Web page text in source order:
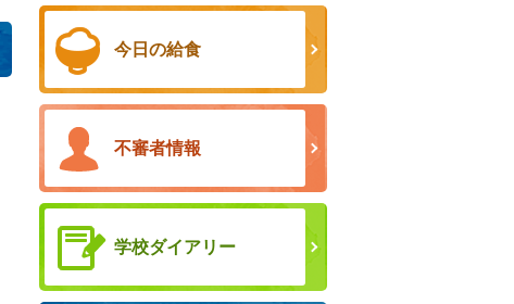
今日の給食
不審者情報
学校ダイアリー